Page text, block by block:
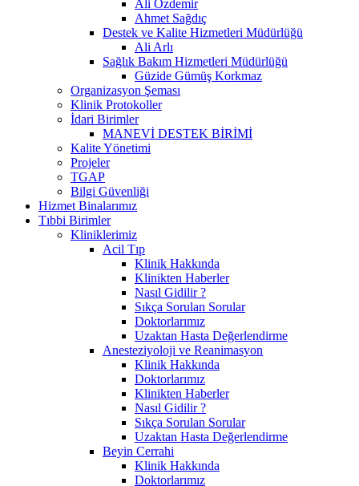
Ali Özdemir
Ahmet Sağdıç
Destek ve Kalite Hizmetleri Müdürlüğü
Ali Arlı
Sağlık Bakım Hizmetleri Müdürlüğü
Güzide Gümüş Korkmaz
Organizasyon Şeması
Klinik Protokoller
İdari Birimler
MANEVİ DESTEK BİRİMİ
Kalite Yönetimi
Projeler
TGAP
Bilgi Güvenliği
Hizmet Binalarımız
Tıbbi Birimler
Kliniklerimiz
Acil Tıp
Klinik Hakkında
Klinikten Haberler
Nasıl Gidilir ?
Sıkça Sorulan Sorular
Doktorlarımız
Uzaktan Hasta Değerlendirme
Anesteziyoloji ve Reanimasyon
Klinik Hakkında
Doktorlarımız
Klinikten Haberler
Nasıl Gidilir ?
Sıkça Sorulan Sorular
Uzaktan Hasta Değerlendirme
Beyin Cerrahi
Klinik Hakkında
Doktorlarımız